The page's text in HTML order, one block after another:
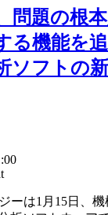
問題の根
る機能を
ソフトの
ーは1月15日、